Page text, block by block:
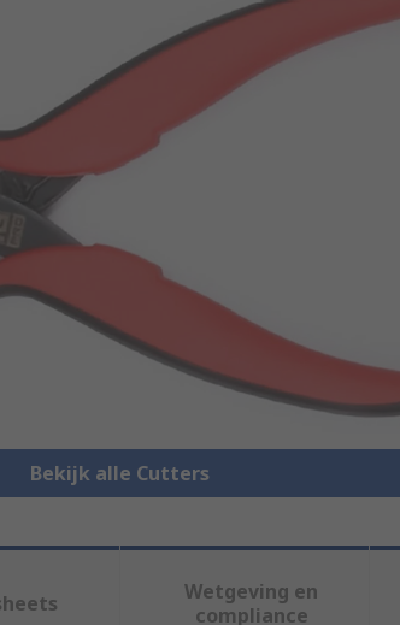
Bekijk alle Cutters
Wetgeving en
compliance